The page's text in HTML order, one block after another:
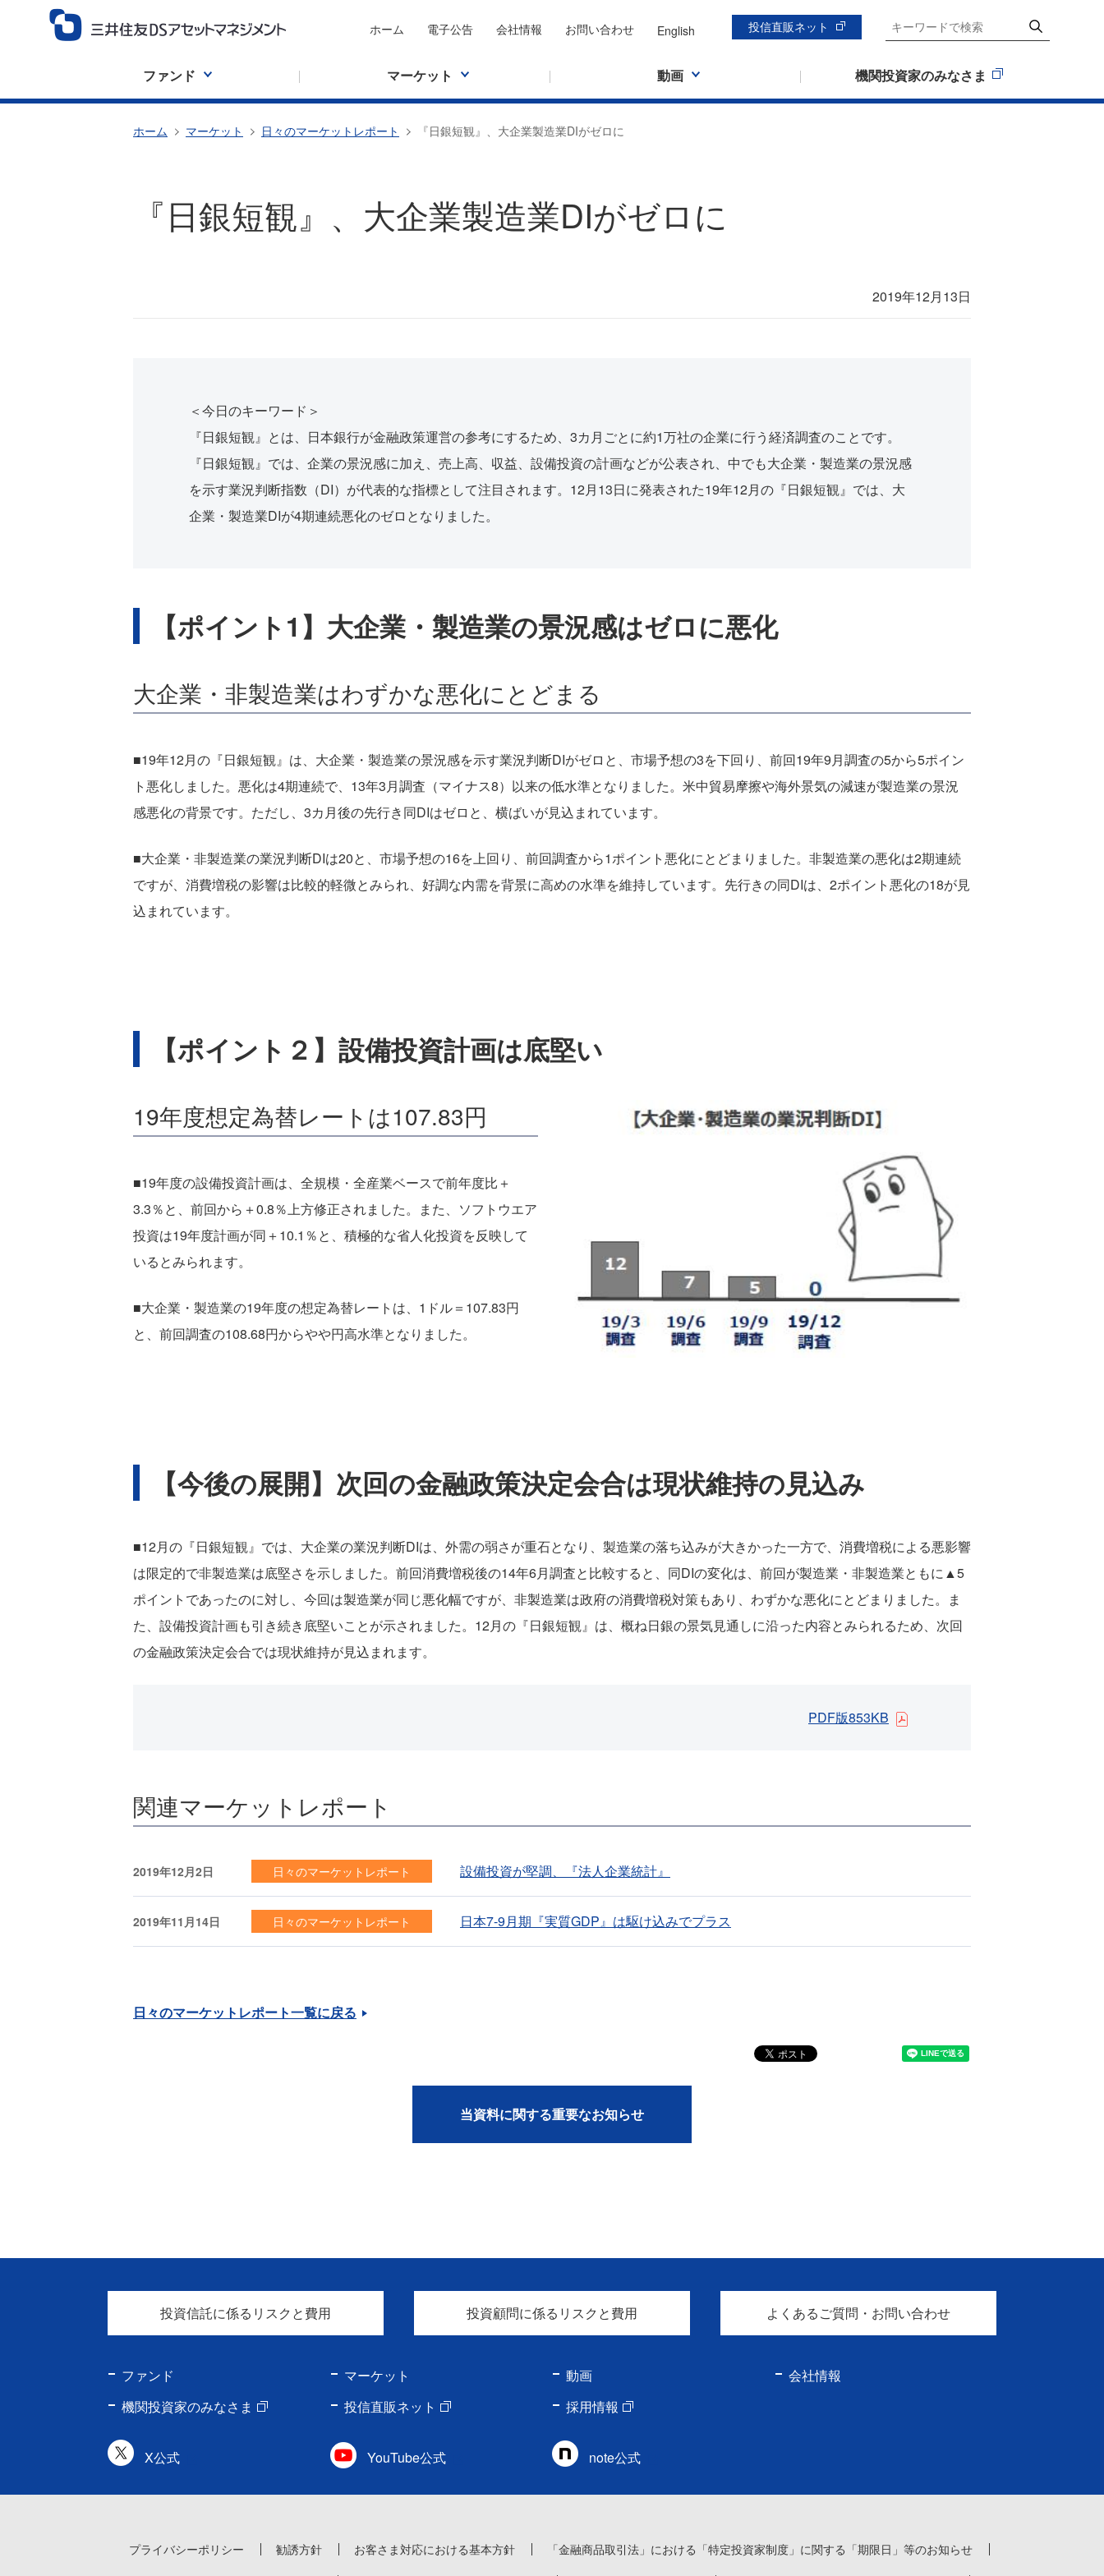
ホーム 電子公告 会社情報 お問い合わせ English 投信直販ネット
ファンド マーケット 動画 機関投資家のみなさま
ホーム マーケット 日々のマーケットレポート 『日銀短観』、大企業製造業DIがゼロに
『日銀短観』、大企業製造業DIがゼロに
2019年12月13日
＜今日のキーワード＞
『日銀短観』とは、日本銀行が金融政策運営の参考にするため、3カ月ごとに約1万社の企業に行う経済調査のことです。
『日銀短観』では、企業の景況感に加え、売上高、収益、設備投資の計画などが公表され、中でも大企業・製造業の景況感
を示す業況判断指数（DI）が代表的な指標として注目されます。12月13日に発表された19年12月の『日銀短観』では、大
企業・製造業DIが4期連続悪化のゼロとなりました。
【ポイント1】大企業・製造業の景況感はゼロに悪化
大企業・非製造業はわずかな悪化にとどまる
■19年12月の『日銀短観』は、大企業・製造業の景況感を示す業況判断DIがゼロと、市場予想の3を下回り、前回19年9月調査の5から5ポイン
ト悪化しました。悪化は4期連続で、13年3月調査（マイナス8）以来の低水準となりました。米中貿易摩擦や海外景気の減速が製造業の景況
感悪化の背景です。ただし、3カ月後の先行き同DIはゼロと、横ばいが見込まれています。
■大企業・非製造業の業況判断DIは20と、市場予想の16を上回り、前回調査から1ポイント悪化にとどまりました。非製造業の悪化は2期連続
ですが、消費増税の影響は比較的軽微とみられ、好調な内需を背景に高めの水準を維持しています。先行きの同DIは、2ポイント悪化の18が見
込まれています。
【ポイント２】設備投資計画は底堅い
19年度想定為替レートは107.83円
■19年度の設備投資計画は、全規模・全産業ベースで前年度比＋
3.3％と、前回から＋0.8％上方修正されました。また、ソフトウエア
投資は19年度計画が同＋10.1％と、積極的な省人化投資を反映して
いるとみられます。
■大企業・製造業の19年度の想定為替レートは、1ドル＝107.83円
と、前回調査の108.68円からやや円高水準となりました。
【今後の展開】次回の金融政策決定会合は現状維持の見込み
■12月の『日銀短観』では、大企業の業況判断DIは、外需の弱さが重石となり、製造業の落ち込みが大きかった一方で、消費増税による悪影響
は限定的で非製造業は底堅さを示しました。前回消費増税後の14年6月調査と比較すると、同DIの変化は、前回が製造業・非製造業ともに▲5
ポイントであったのに対し、今回は製造業が同じ悪化幅ですが、非製造業は政府の消費増税対策もあり、わずかな悪化にとどまりました。ま
た、設備投資計画も引き続き底堅いことが示されました。12月の『日銀短観』は、概ね日銀の景気見通しに沿った内容とみられるため、次回
の金融政策決定会合では現状維持が見込まれます。
PDF版853KB
関連マーケットレポート
2019年12月2日 日々のマーケットレポート 設備投資が堅調、『法人企業統計』
2019年11月14日 日々のマーケットレポート 日本7-9月期『実質GDP』は駆け込みでプラス
日々のマーケットレポート一覧に戻る
当資料に関する重要なお知らせ
投資信託に係るリスクと費用 投資顧問に係るリスクと費用 よくあるご質問・お問い合わせ
ファンド マーケット 動画
会社情報
機関投資家のみなさま
投信直販ネット 採用情報
X公式 YouTube公式 note公式
プライバシーポリシー 勧誘方針 お客さま対応における基本方針
「金融商品取引法」における「特定投資家制度」に関する「期限日」等のお知らせ